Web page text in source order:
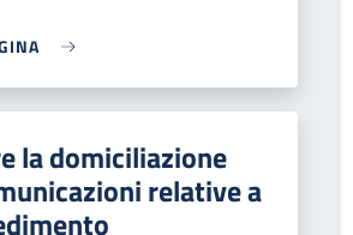
la domiciliazione
relative a